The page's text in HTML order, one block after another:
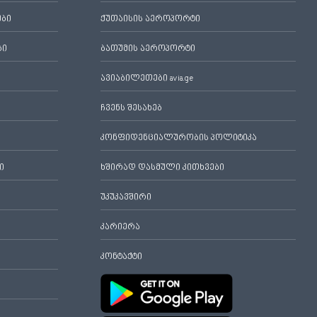
ქუთაისის აეროპორტი
ბათუმის აეროპორტი
ავიაბილეთები avia.ge
ჩვენს შესახებ
კონფიდენციალურობის პოლიტიკა
ხშირად დასმული კითხვები
უკუკავშირი
კარიერა
კონტაქტი